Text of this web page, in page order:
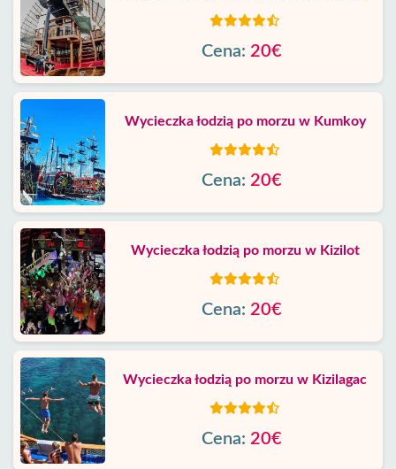
Cena: 20€
Wycieczka łodzią po morzu w Kumkoy
Cena: 20€
Wycieczka łodzią po morzu w Kizilot
Cena: 20€
Wycieczka łodzią po morzu w Kizilagac
Cena: 20€